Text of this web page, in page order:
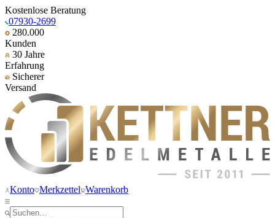
Kostenlose Beratung
07930-2699
280.000
Kunden
30 Jahre
Erfahrung
Sicherer
Versand
Konto Merkzettel Warenkorb